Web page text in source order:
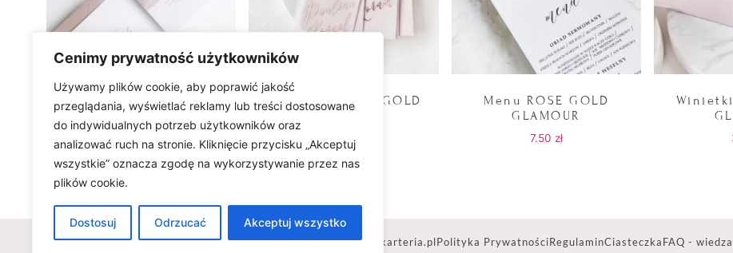
Cenimy prywatność użytkowników
Używamy plików cookie, aby poprawić jakość
przeglądania, wyświetlać reklamy lub treści dostosowane
do indywidualnych potrzeb użytkowników oraz
analizować ruch na stronie. Kliknięcie przycisku „Akceptuj
wszystkie” oznacza zgodę na wykorzystywanie przez nas
plików cookie.
Dostosuj Odrzucać Akceptuj wszystko
Zaproszenia ślubne ROSE
GOLD GLAMOUR
14.00
Zawieszki ROSE GOLD
GLAMOUR
3.90 zł
Menu ROSE GOLD
GLAMOUR
7.50 zł
Winietki
Wszelkie prawa zastrzeżone © www.karteria.plPolityka PrywatnościRegulaminCiasteczkaFAQ -